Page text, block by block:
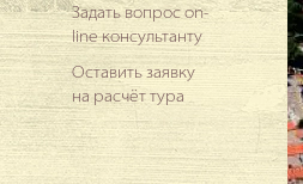
Задать вопрос on-
line консультанту
Оставить заявку
на расчёт тура